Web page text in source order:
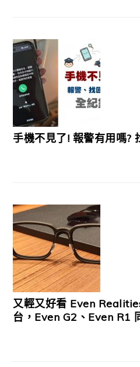
手機不見了! 報警有用嗎?
又輕又好看 Even
台，Even G2、Even R1